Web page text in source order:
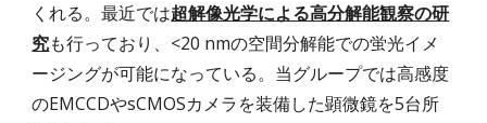
くれる。最近では超解像光学による高分解能観察の研
究も行っており、<20 nmの空間分解能での蛍光イメ
ージングが可能になっている。当グループでは高感度
のEMCCDやsCMOSカメラを装備した顕微鏡を5台所